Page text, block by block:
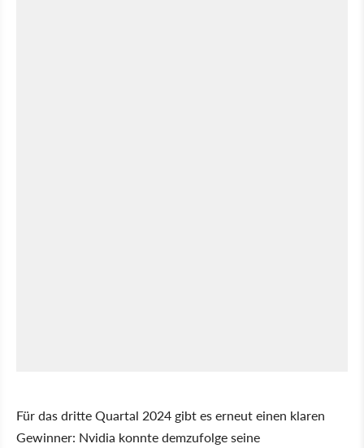
Für das dritte Quartal 2024 gibt es erneut einen klaren
Gewinner: Nvidia konnte demzufolge seine